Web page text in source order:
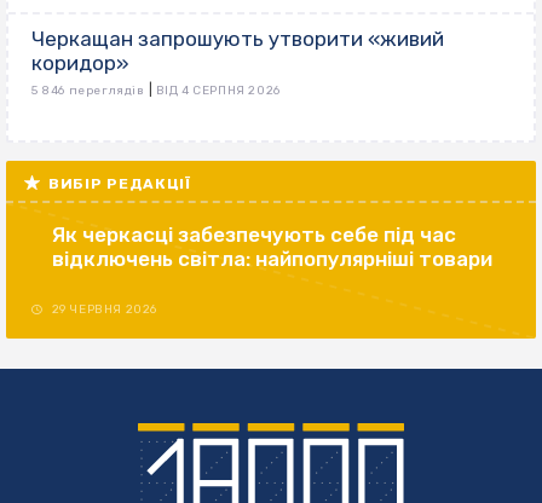
Черкащан запрошують утворити «живий
коридор»
5 846 переглядів ВІД 4 СЕРПНЯ 2026
ВИБІР РЕДАКЦІЇ
Як черкасці забезпечують себе під час
відключень світла: найпопулярніші товари
29 ЧЕРВНЯ 2026